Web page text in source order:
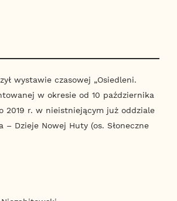
wystawie czasowej „Osiedleni.
w okresie od 10 października
2019 r. w nieistniejącym już oddziale
– Dzieje Nowej Huty (os. Słoneczne